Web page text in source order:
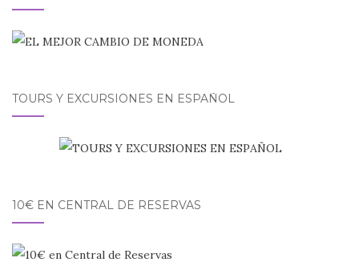
TOURS Y EXCURSIONES EN ESPAÑOL
10€ EN CENTRAL DE RESERVAS